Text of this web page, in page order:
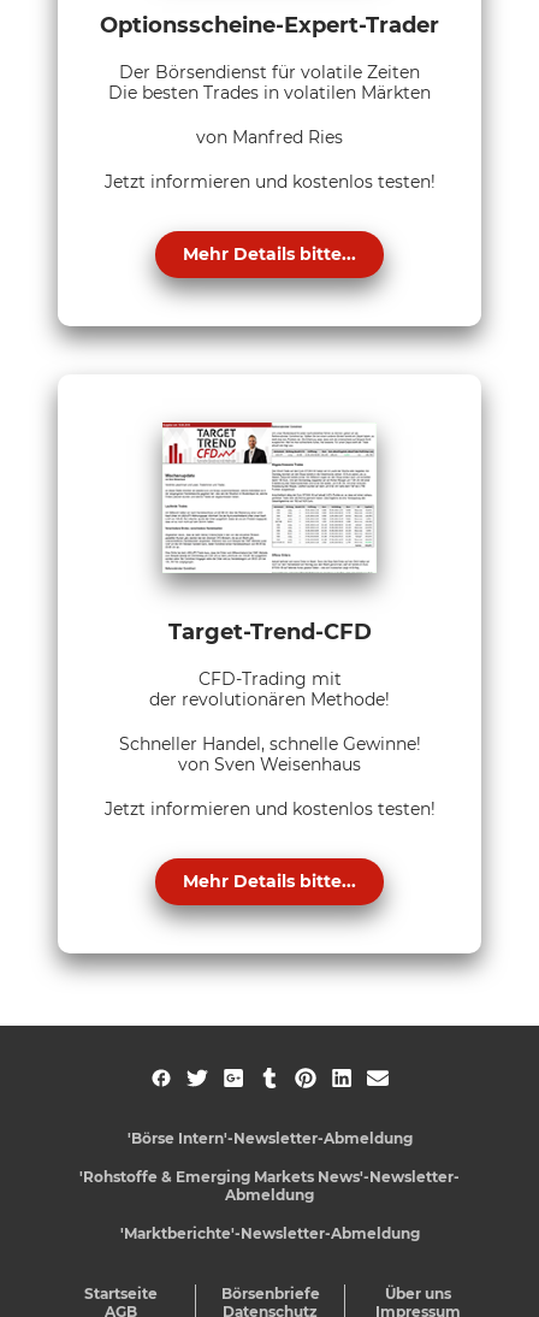
Optionsscheine-Expert-Trader
Der Börsendienst für volatile Zeiten
Die besten Trades in volatilen Märkten
von Manfred Ries
Jetzt informieren und kostenlos testen!
Mehr Details bitte...
Target-Trend-CFD
CFD-Trading mit
der revolutionären Methode!
Schneller Handel, schnelle Gewinne!
von Sven Weisenhaus
Jetzt informieren und kostenlos testen!
Mehr Details bitte...
'Börse Intern'-Newsletter-Abmeldung
'Rohstoffe & Emerging Markets News'-Newsletter-
Abmeldung
'Marktberichte'-Newsletter-Abmeldung
Startseite Börsenbriefe
Über uns
AGB
Datenschutz Impressum